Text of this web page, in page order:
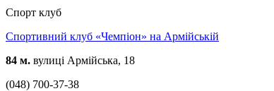
Спорт клуб
Спортивний клуб «Чемпіон» на Армійській
84 м. вулиці Армійська, 18
(048) 700-37-38